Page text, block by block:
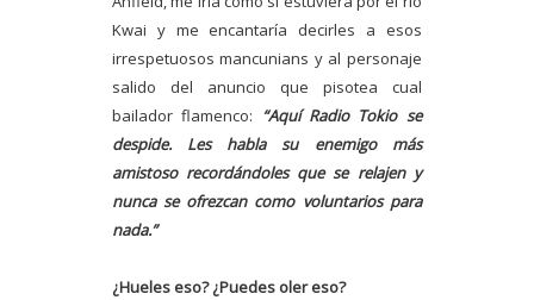
Kwai y me encantaría decirles a esos
irrespetuosos mancunians y al personaje
salido del anuncio que pisotea cual
bailador flamenco: “Aquí Radio Tokio se
despide. Les habla su enemigo más
amistoso recordándoles que se relajen y
nunca se ofrezcan como voluntarios para
nada.”
¿Hueles eso? ¿Puedes oler eso?